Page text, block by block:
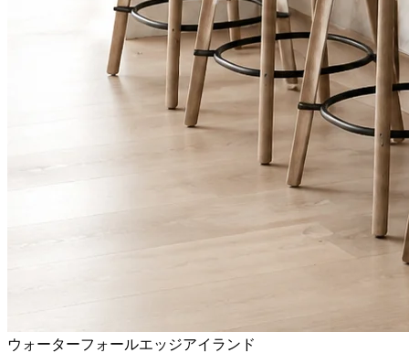
ウォーターフォールエッジアイランド